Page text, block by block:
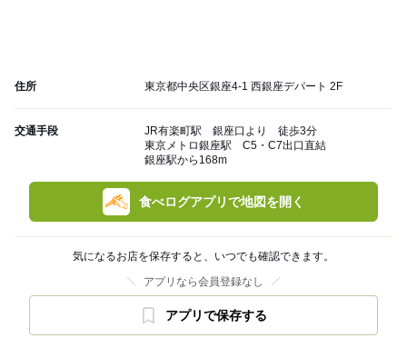
住所 東京都中央区銀座4-1 西銀座デパート 2F
交通手段
JR有楽町駅 銀座口より 徒歩3分
東京メトロ銀座駅 C5・C7出口直結
銀座駅から168m
食べログアプリで地図を開く
気になるお店を保存すると、いつでも確認できます。
アプリなら会員登録なし
アプリで保存する